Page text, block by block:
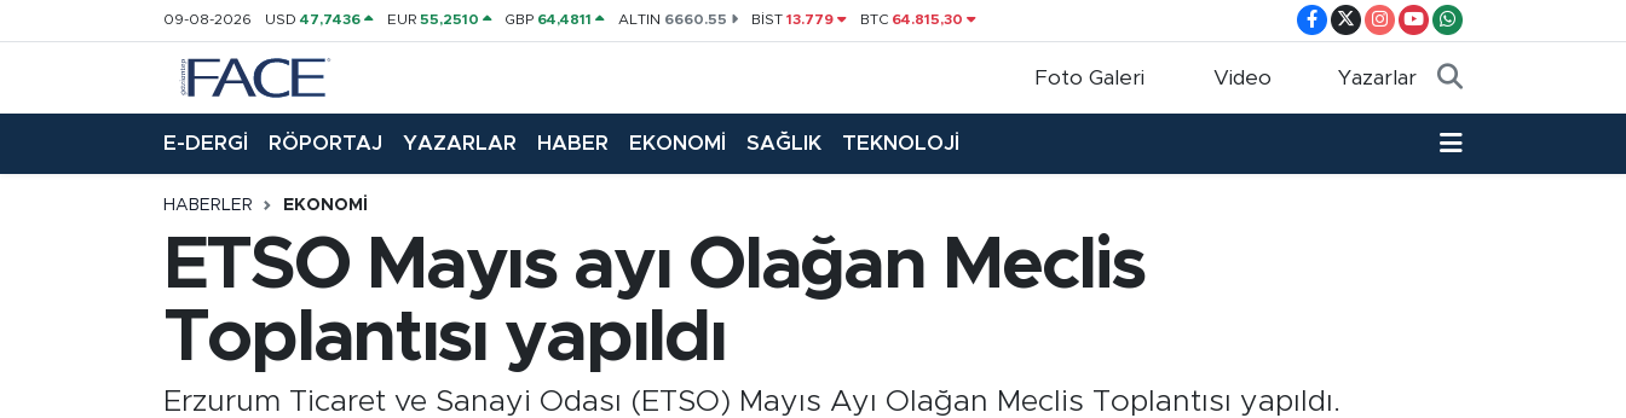
09-08-2026 USD47,7436 EUR 55,2510 GBP 64,4811 ALTIN 6660.55 BİST13.779 BTC 64.815,30
Foto Galeri Video Yazarlar
E-DERGİ RÖPORTAJ YAZARLAR HABER EKONOMİ SAĞLIK TEKNOLOJİ
HABERLER EKONOMI
ETSO Mayıs ayı Olağan Meclis
Toplantısı yapıldı
Erzurum Ticaret ve Sanayi Odası (ETSO) Mayıs Ayı Olağan Meclis Toplantısı yapıldı.
Nöbetçi Eczaneler
Hava Durumu
Trafik Durumu
Süper Lig Puan Durumu ve Fikstür
Tüm Manşetler
Son Dakika Haberleri